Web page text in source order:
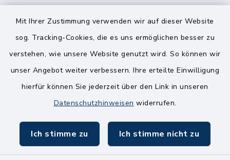
Mit Ihrer Zustimmung verwenden wir auf dieser Website
sog. Tracking-Cookies, die es uns ermöglichen besser zu
verstehen, wie unsere Website genutzt wird. So können wir
unser Angebot weiter verbessern. Ihre erteilte Einwilligung
hierfür können Sie jederzeit über den Link in unseren
Datenschutzhinweisen widerrufen.
Ich stimme zu Ich stimme nicht zu
8.00-12.00 Uhr
14.00-18.00 Uhr
Freitag
8.00-11.00 Uhr